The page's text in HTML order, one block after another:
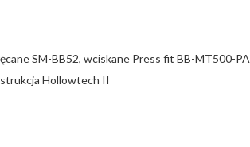
SM-BB52, wciskane Press fit BB-MT500-PA
Hollowtech II